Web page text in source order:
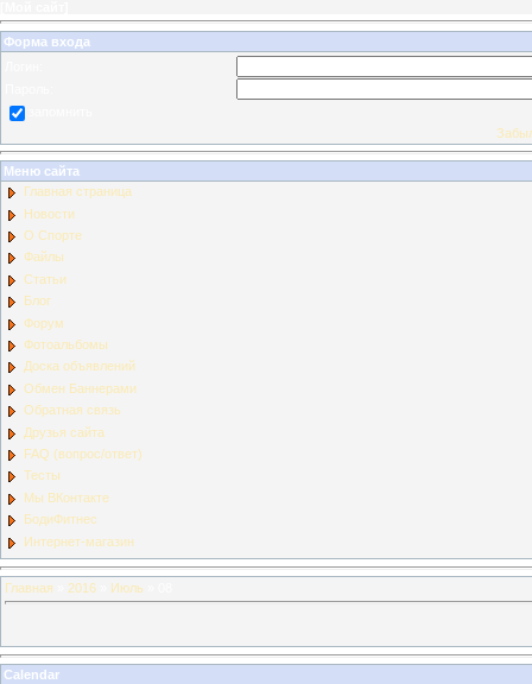
Форма входа
Меню сайта
Главная страница
Новости
О Спорте
Файлы
Статьи
Блог
Форум
Фотоальбомы
Доска объявлений
Обмен Баннерами
Обратная связь
Друзья сайта
FAQ (вопрос/ответ)
Тесты
Мы ВКонтакте
БодиФитнес
Интернет-магазин
Главная 2016 Июль
Calendar